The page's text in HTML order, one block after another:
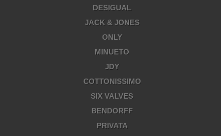
DESIGUAL
JACK & JONES
ONLY
MINUETO
JDY
COTTONISSIMO
SIX VALVES
BENDORFF
PRIVATA